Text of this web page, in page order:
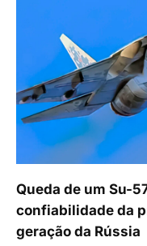
Queda de um Su-
confiabilidade da
geração da Rússia